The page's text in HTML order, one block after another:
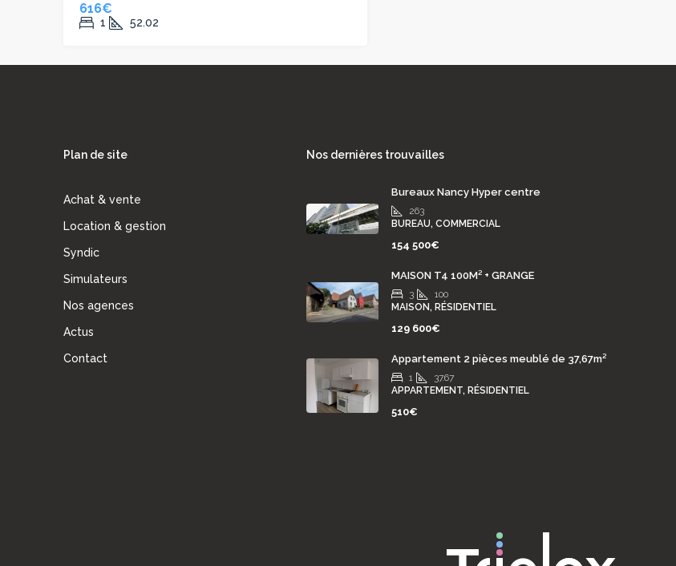
616€
1 52.02
Plan de site
Achat & vente
Location & gestion
Syndic
Simulateurs
Nos agences
Actus
Contact
Nos dernières trouvailles
Bureaux Nancy Hyper centre
263
BUREAU, COMMERCIAL
154 500€
MAISON T4 100M² + GRANGE
3
100
MAISON, RÉSIDENTIEL
129 600€
Appartement 2 pièces meublé de 37,67m²
1
37.67
APPARTEMENT, RÉSIDENTIEL
510€